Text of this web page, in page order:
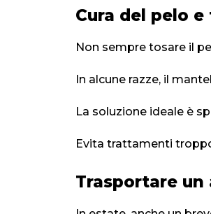
Cura del pelo
Non sempre tosare il
In alcune razze, il
La soluzione ideale è
Evita trattamenti
Trasportare